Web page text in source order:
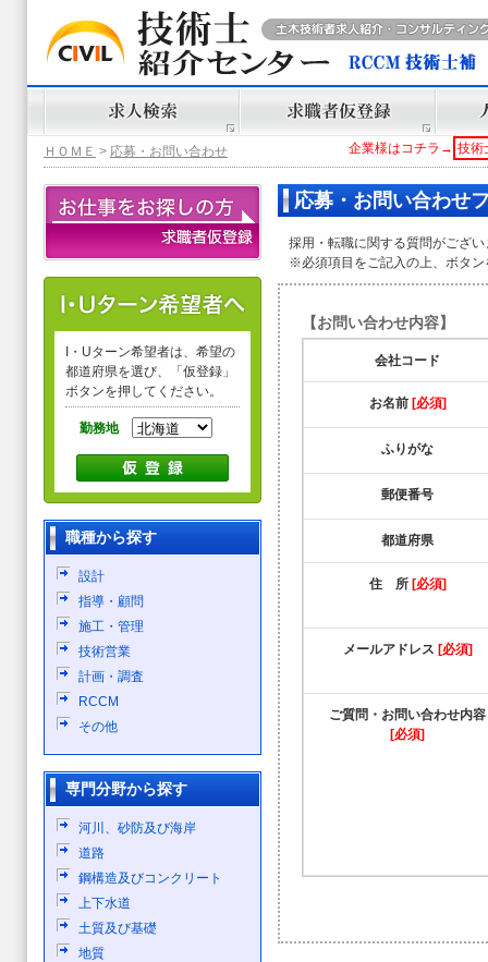
企業様はコチラ→ 技術
ＨＯＭＥ > 応募・お問い合わせ
応募・お問い合わせ
採用・転職に関する質問がござ
※必須項目をご記入の上、ボタ
【お問い合わせ内容】
会社コード
お名前 [必須]
ふりがな
郵便番号
都道府県
住 所 [必須]
メールアドレス [必須]
ご質問・お問い合わせ内容
[必須]
I・Uターン希望者は、希望の
都道府県を選び、「仮登録」
ボタンを押してください。
勤務地
職種から探す
設計
指導・顧問
施工・管理
技術営業
計画・調査
RCCM
その他
専門分野から探す
河川、砂防及び海岸
道路
鋼構造及びコンクリート
上下水道
土質及び基礎
地質